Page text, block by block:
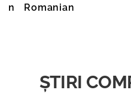
Romanian
ȘTIRI